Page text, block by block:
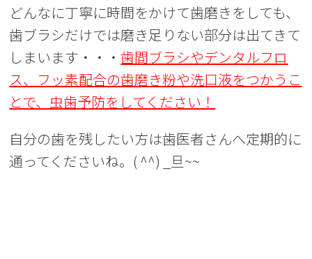
どんなに丁寧に時間をかけて歯磨きをしても、
歯ブラシだけでは磨き足りない部分は出てきて
しまいます・・・ 歯間ブラシやデンタルフロ
ス、フッ素配合の歯磨き粉や洗口液をつかうこ
とで、虫歯予防をしてください！
自分の歯を残したい方は歯医者さんへ定期的に
通ってくださいね。( ^^) _旦~~